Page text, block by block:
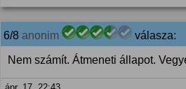
6/8 anonim válasza:
Nem számít. Átmeneti állapot.